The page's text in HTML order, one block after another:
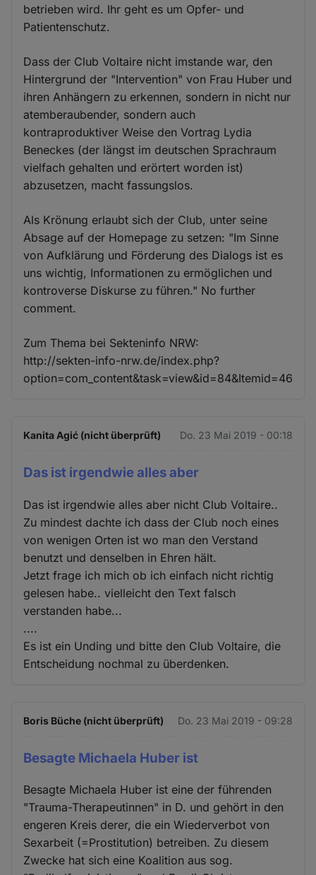
betrieben wird. Ihr geht es um Opfer- und
Patientenschutz.
Dass der Club Voltaire nicht imstande war, den
Hintergrund der "Intervention" von Frau Huber und
ihren Anhängern zu erkennen, sondern in nicht nur
atemberaubender, sondern auch
kontraproduktiver Weise den Vortrag Lydia
Beneckes (der längst im deutschen Sprachraum
vielfach gehalten und erörtert worden ist)
abzusetzen, macht fassungslos.
Als Krönung erlaubt sich der Club, unter seine
Absage auf der Homepage zu setzen: "Im Sinne
von Aufklärung und Förderung des Dialogs ist es
uns wichtig, Informationen zu ermöglichen und
kontroverse Diskurse zu führen." No further
comment.
Zum Thema bei Sekteninfo NRW:
http://sekten-info-nrw.de/index.php?
option=com_content&task=view&id=84&Itemid=46
Kanita Agić (nicht überprüft) Do. 23 Mai 2019 - 00:18
Das ist irgendwie alles aber
Das ist irgendwie alles aber nicht Club Voltaire..
Zu mindest dachte ich dass der Club noch eines
von wenigen Orten ist wo man den Verstand
benutzt und denselben in Ehren hält.
Jetzt frage ich mich ob ich einfach nicht richtig
gelesen habe.. vielleicht den Text falsch
verstanden habe...
....
Es ist ein Unding und bitte den Club Voltaire, die
Entscheidung nochmal zu überdenken.
Boris Büche (nicht überprüft) Do. 23 Mai 2019 - 09:28
Besagte Michaela Huber ist
Besagte Michaela Huber ist eine der führenden
"Trauma-Therapeutinnen" in D. und gehört in den
engeren Kreis derer, die ein Wiederverbot von
Sexarbeit (=Prostitution) betreiben. Zu diesem
Zwecke hat sich eine Koalition aus sog.